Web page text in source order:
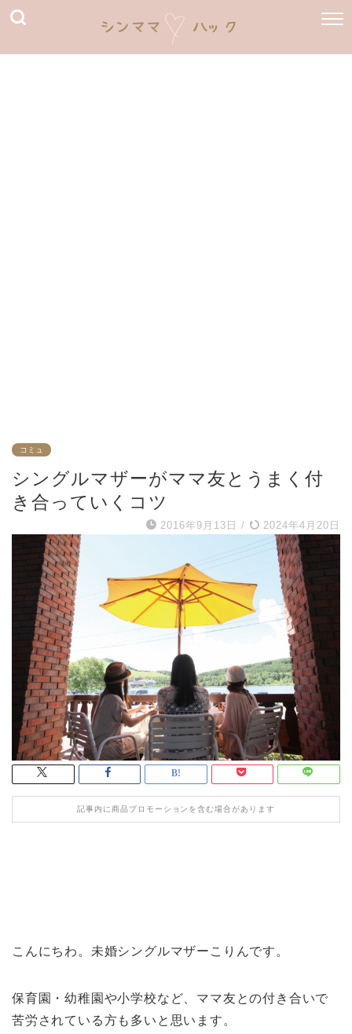
コミュ
シングルマザーがママ友とうまく付
き合っていくコツ
2016年9月13日 / 2024年4月20日
記事内に商品プロモーションを含む場合があります
こんにちわ。未婚シングルマザーこりんです。
保育園・幼稚園や小学校など、ママ友との付き合いで
苦労されている方も多いと思います。